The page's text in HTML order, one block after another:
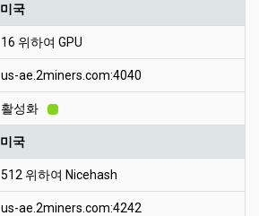
미국
16 위하여 GPU
us-ae.2miners.com:4040
활성화
미국
512 위하여 Nicehash
us-ae.2miners.com:4242